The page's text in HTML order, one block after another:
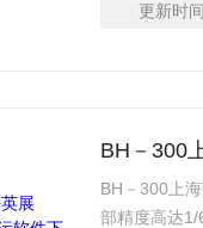
更新时间
BH－300
BH－300上
部精度高达1/